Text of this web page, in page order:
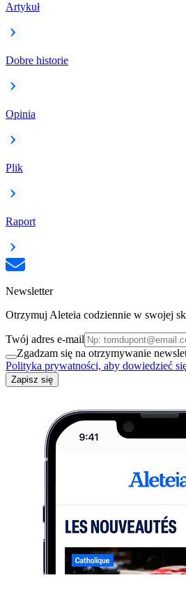
Artykuł
Dobre historie
Opinia
Plik
Raport
Newsletter
Otrzymuj Aleteia codziennie w swojej
Twój adres e-mail
Zgadzam się na otrzymywanie
Polityka prywatności, aby dowiedzieć
Zapisz się